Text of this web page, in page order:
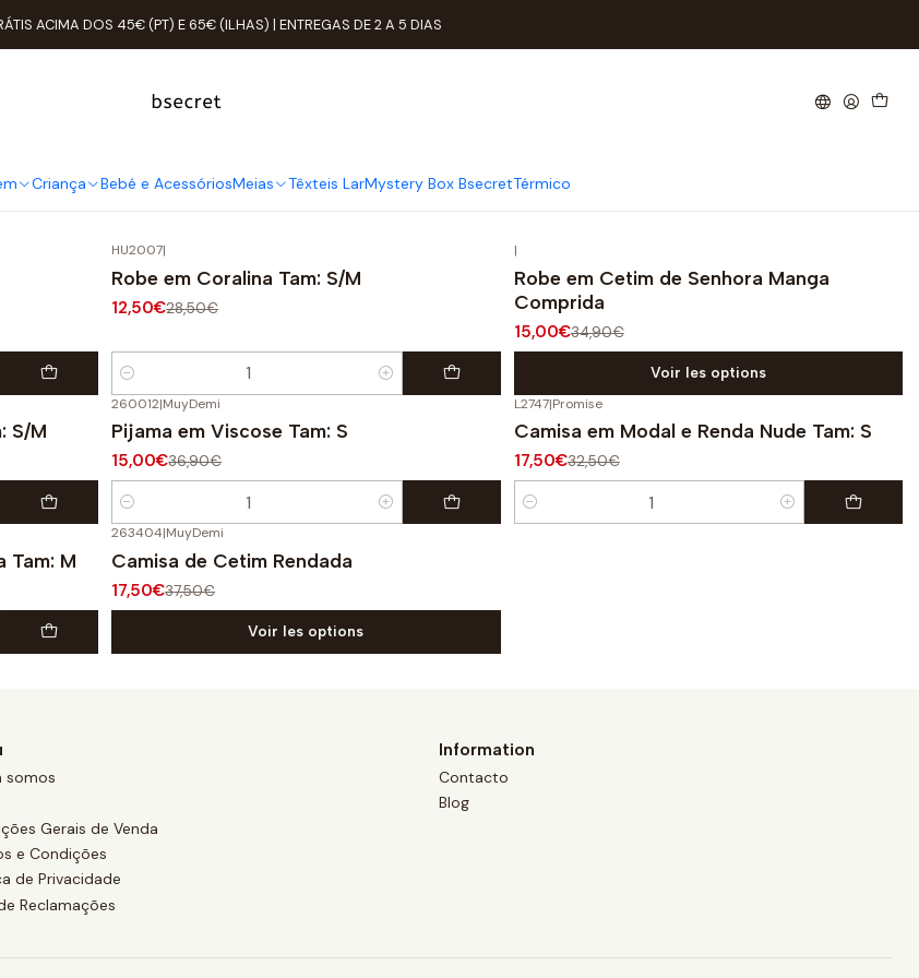
Criança Bebé e AcessóriosMeias Têxteis LarMystery Box BsecretTérmico
ACIMA DOS 45€ (PT) E 65€ (ILHAS) | ENTREGAS DE 2 A 5 DIAS
Mulher ROUPA ÍNTIMA Pijamas / Roupões / Camisas
/ Roupões / Camisas
ou até uma camisa são peças fundamentais para um sono tranquilo.
OFF
HU2007|
Robe em Coralina Tam: S/M
12,50€28,50€
Quantité
|
Robe em Cetim de Senhora Manga
Comprida
15,00€34,90€
Voir les options
S/M
-59%OFF
260012|MuyDemi
Pijama em Viscose Tam: S
15,00€36,90€
Quantité
-46% OFF
L2747|Promise
Camisa em Modal e Renda Nude Tam: S
17,50€32,50€
Quantité
Tam: M
OFF
263404|MuyDemi
Camisa de Cetim Rendada
17,50€37,50€
Voir les options
somos
Gerais de Venda
e Condições
de Privacidade
Reclamações
Information
Contacto
Blog